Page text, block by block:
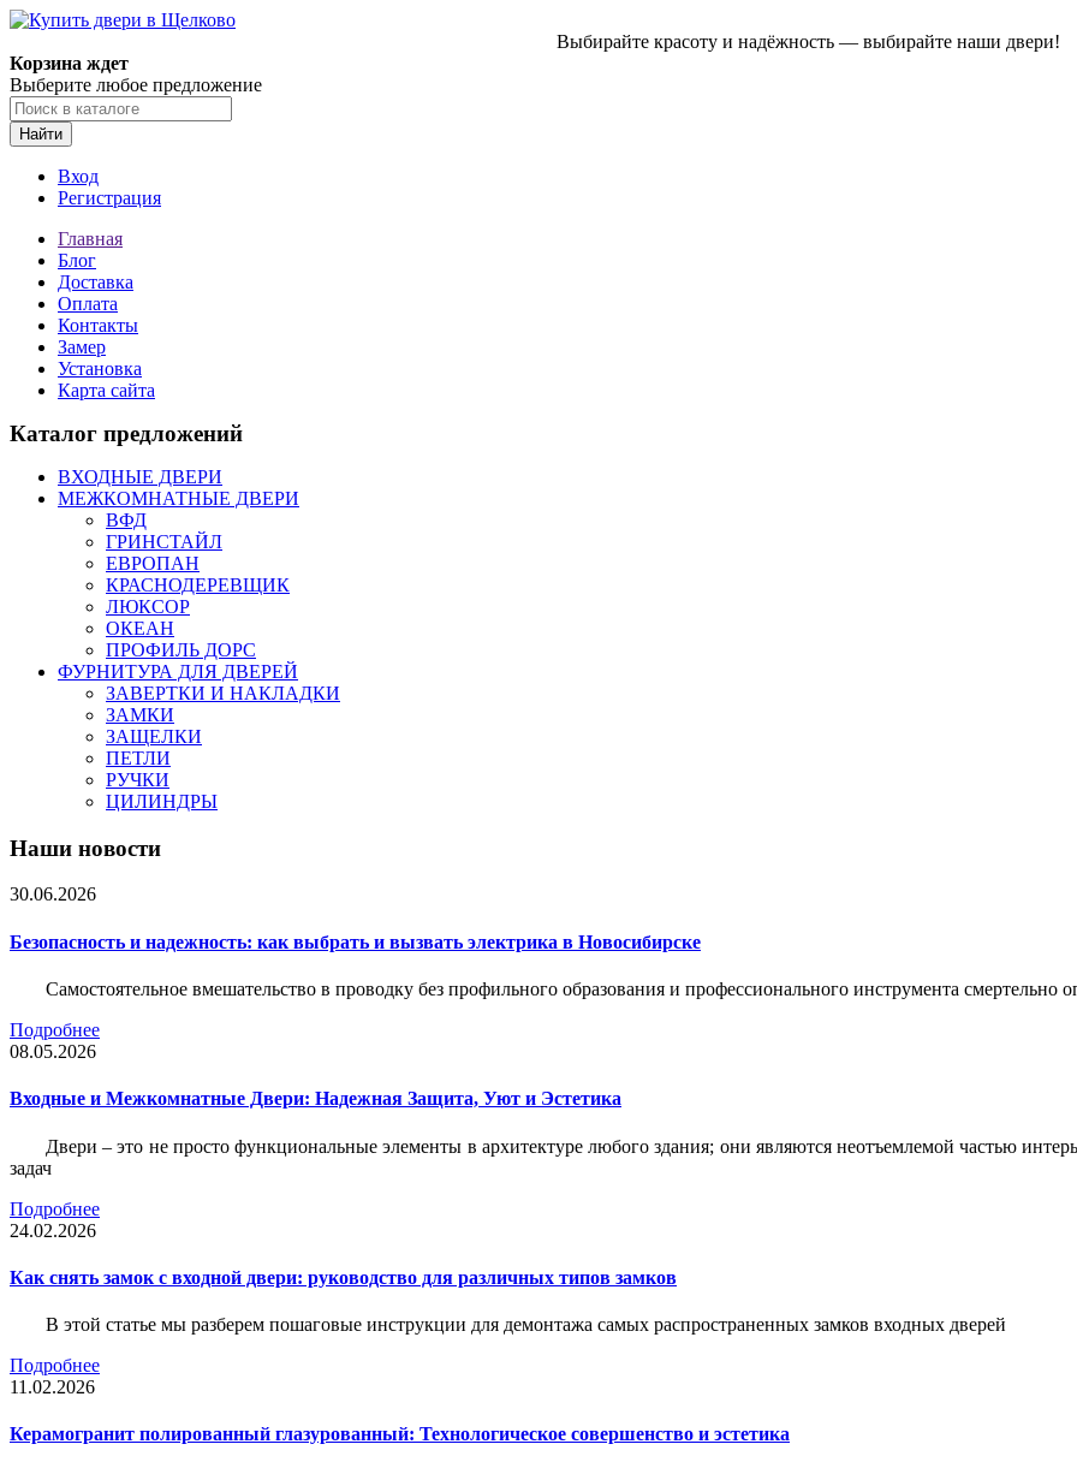
Выбирайте красоту и надёжность — выбирайте наши двери!
Корзина ждет
Выберите любое предложение
Найти
Вход
Регистрация
Главная
Блог
Доставка
Оплата
Контакты
Замер
Установка
Карта сайта
Каталог предложений
ВХОДНЫЕ ДВЕРИ
МЕЖКОМНАТНЫЕ ДВЕРИ
ВФД
ГРИНСТАЙЛ
ЕВРОПАН
КРАСНОДЕРЕВЩИК
ЛЮКСОР
ОКЕАН
ПРОФИЛЬ ДОРС
ФУРНИТУРА ДЛЯ ДВЕРЕЙ
ЗАВЕРТКИ И НАКЛАДКИ
ЗАМКИ
ЗАЩЕЛКИ
ПЕТЛИ
РУЧКИ
ЦИЛИНДРЫ
Наши новости
30.06.2026
Безопасность и надежность: как выбрать и вызвать электрика в Новосибирске
Самостоятельное вмешательство в проводку без профильного образования и профессионального инструмента смертельно
Подробнее
08.05.2026
Входные и Межкомнатные Двери: Надежная Защита, Уют и Эстетика
Двери – это не просто функциональные элементы в архитектуре любого здания; они являются неотъемлемой частью
задач
Подробнее
24.02.2026
Как снять замок с входной двери: руководство для различных типов замков
В этой статье мы разберем пошаговые инструкции для демонтажа самых распространенных замков входных дверей
Подробнее
11.02.2026
Керамогранит полированный глазурованный: Технологическое совершенство и эстетика